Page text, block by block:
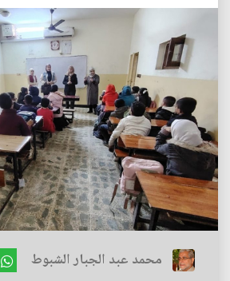
محمد عبد الجبار الشبوط